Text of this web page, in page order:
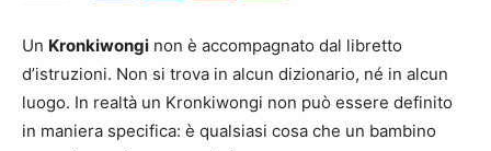
Un Kronkiwongi non è accompagnato dal libretto
d’istruzioni. Non si trova in alcun dizionario, né in alcun
luogo. In realtà un Kronkiwongi non può essere definito
in maniera specifica: è qualsiasi cosa che un bambino